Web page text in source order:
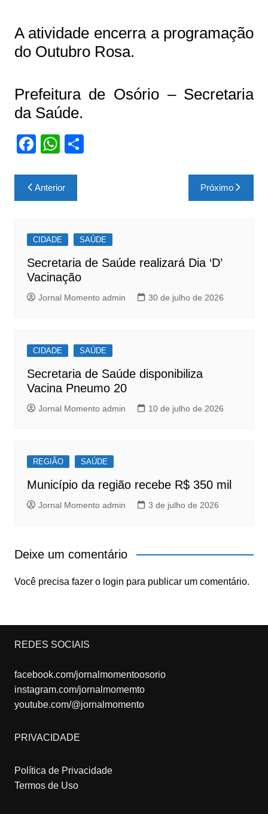
A atividade encerra a programação
do Outubro Rosa.
Prefeitura de Osório – Secretaria
da Saúde.
F
c
e
o
o
k
W
at
s
p
p
S
Navegação
de
Anterior Próximo
CIDADE SAÚDE
Secretaria de Saúde realizará Dia ‘D’
Vacinação
Jornal Momento admin 30 de julho de 2026
CIDADE SAÚDE
Secretaria de Saúde disponibiliza
Vacina Pneumo 20
Jornal Momento admin 10 de julho de 2026
REGIÃO SAÚDE
Município da região recebe R$ 350 mil
Jornal Momento admin 3 de julho de 2026
Deixe um comentário
Você precisa fazer o login para publicar um comentário.
REDES SOCIAIS
facebook.com/jornalmomentoosorio
instagram.com/jornalmomemto
youtube.com/@jornalmomento
PRIVACIDADE
Política de Privacidade
Termos de Uso